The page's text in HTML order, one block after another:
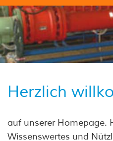
Herzlich
auf unserer Homepage.
Wissenswertes und